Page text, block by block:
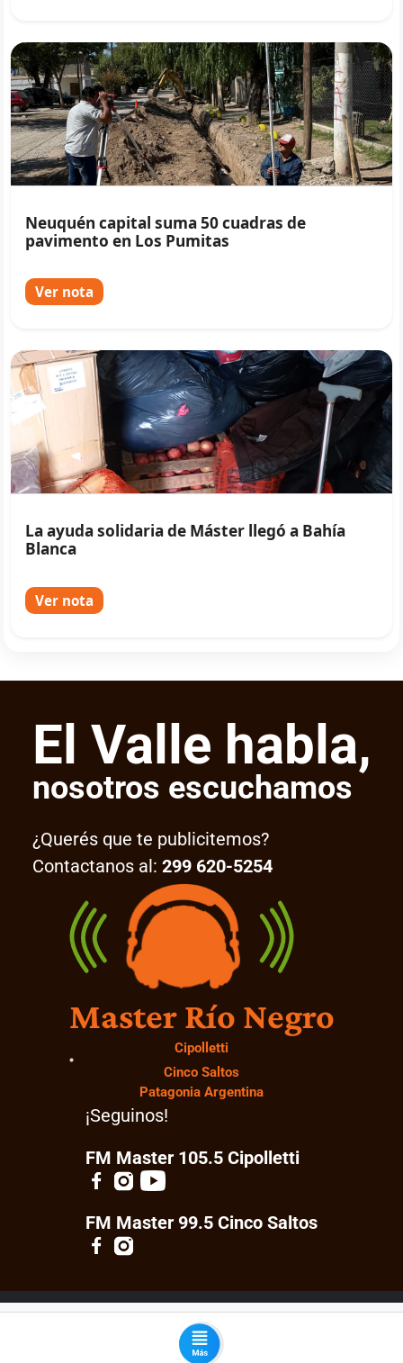
Neuquén capital suma 50 cuadras de
pavimento en Los Pumitas
Ver nota
La ayuda solidaria de Máster llegó a Bahía
Blanca
Ver nota
El Valle habla,
nosotros escuchamos
¿Querés que te publicitemos?
Contactanos al: 299 620-5254
Master Río Negro
Cipolletti
Cinco Saltos
Patagonia Argentina
¡Seguinos!
FM Master 105.5 Cipolletti
FM Master 99.5 Cinco Saltos
© 2026 Master Río Negro. Todos los derechos
reservados.
Desarrollado por:ML Software Solutions